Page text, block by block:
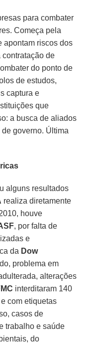
para combater
Começa pela
apontam riscos dos
contratação de
do ponto de
de estudos,
captura e
que
a busca de aliados
governo. Última
alguns resultados
realiza diretamente
houve
, por falta de
e
da Dow
problema em
alterações
interditaram 140
com etiquetas
casos de
trabalho e saúde
do